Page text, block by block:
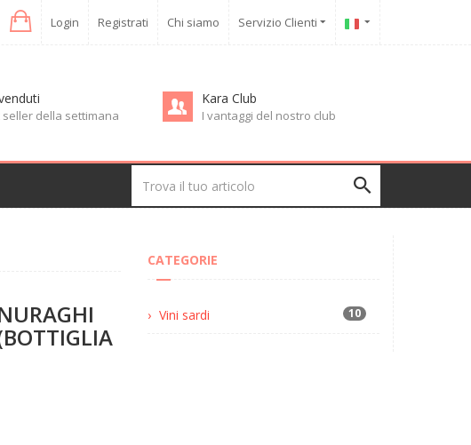
Login Registrati Chi siamo Servizio Clienti
seller della settimana
Kara Club
I vantaggi del nostro club
CATEGORIE
Vini sardi 10